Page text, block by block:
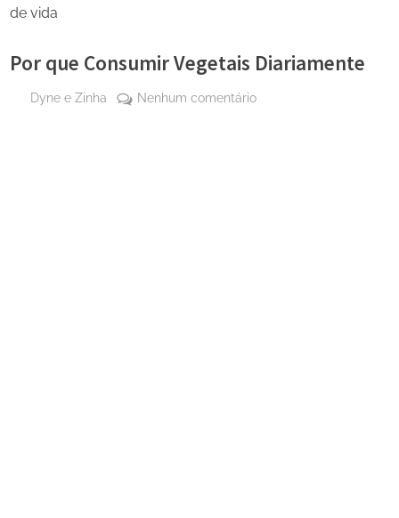
de vida
Por que Consumir Vegetais Diariamente
By
Dyne e Zinha Nenhum comentárioem